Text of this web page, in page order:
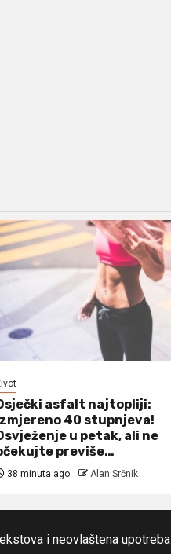
asfalt najtopliji:
40 stupnjeva!
u petak, ali ne
previše…
38 minuta ago Alan Srčnik
i neovlaštena upotreba